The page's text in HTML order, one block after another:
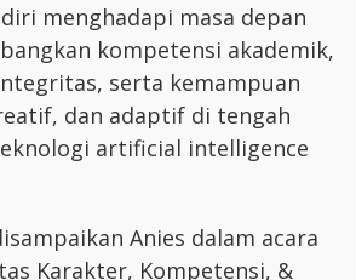
menghadapi masa depan
kompetensi akademik,
serta kemampuan
dan adaptif di tengah
artificial intelligence
Anies dalam acara
Karakter, Kompetensi, &